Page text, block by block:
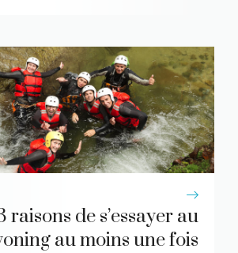
raisons de s’essayer au
au moins une fois